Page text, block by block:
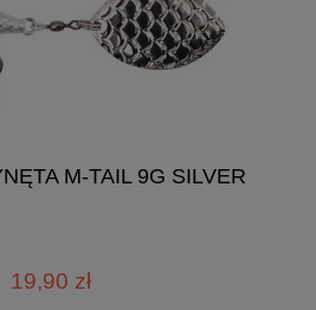
M-TAIL 9G SILVER
19,90 zł